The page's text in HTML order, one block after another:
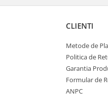
CLIENTI
Metode de
Politica de
Garantia
Formular de
ANPC